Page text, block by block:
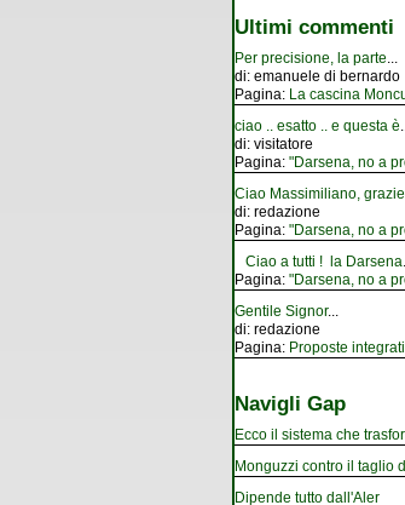
Ultimi commenti
Per precisione, la parte...
di: emanuele di bernardo
Pagina: La cascina
ciao .. esatto .. e questa è
di: visitatore
Pagina: "Darsena, no a
Ciao Massimiliano,
di: redazione
Pagina: "Darsena, no a
Ciao a tutti ! la Darsena
Pagina: "Darsena, no a
Gentile Signor...
di: redazione
Pagina: Proposte
Navigli Gap
Ecco il sistema che
Monguzzi contro il taglio
Dipende tutto dall'Aler